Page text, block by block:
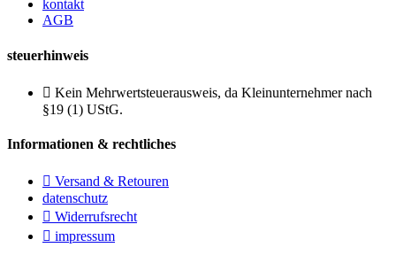
kontakt
AGB
steuerhinweis
Kein Mehrwertsteuerausweis, da Kleinunternehmer nach
§19 (1) UStG.
Informationen & rechtliches
Versand & Retouren
datenschutz
Widerrufsrecht
impressum